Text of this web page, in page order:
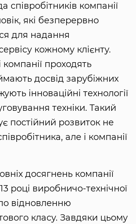
співробітників компанії
які безперервно
для надання
кожному клієнту.
проходять
досвід зарубіжних
інноваційні технології
техніки. Такий
постійний розвиток не
але і компанії
досягнень компанії
році виробничо-технічної
відновленню
класу. Завдяки цьому